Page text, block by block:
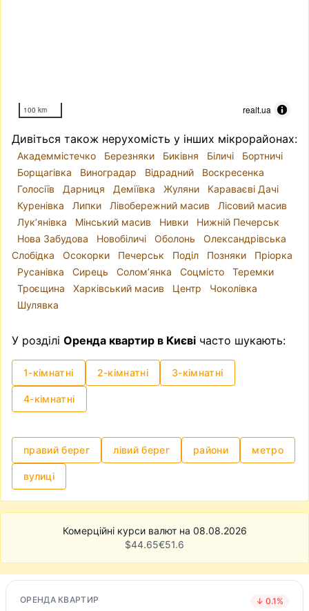
100 km realt.ua
Дивіться також нерухомість у інших мікрорайонах:
Академмістечко Березняки Биківня Біличі
Бортничі
Борщагівка
Виноградар Відрадний
Воскресенка
Голосіїв
Дарниця Деміївка Жуляни
Караваєві Дачі
Куренівка
Липки Лівобережний масив
Лісовий масив
Лук’янівка
Мінський масив Нивки
Нижній Печерськ
Нова Забудова
Новобіличі Оболонь
Олександрівська
Слобідка
Осокорки Печерськ Поділ Позняки
Пріорка
Русанівка
Сирець Солом’янка Соцмісто
Теремки
Троєщина
Харківський масив Центр
Чоколівка
Шулявка
У розділі Оренда квартир в Києві часто шукають:
1-кімнатні 2-кімнатні 3-кімнатні
4-кімнатні
правий берег лівий берег райони метро
вулиці
Комерційні курси валют на 08.08.2026
$44.65€51.6
ОРЕНДА КВАРТИР ↓ 0.1%